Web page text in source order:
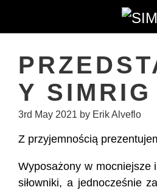
Y SIMRIG
3rd May 2021 by Erik Alveflo
Z przyjemnością
Wyposażony w mocniejsze
siłowniki, a jednocześnie